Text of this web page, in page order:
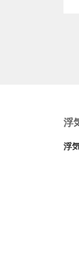
浮
浮